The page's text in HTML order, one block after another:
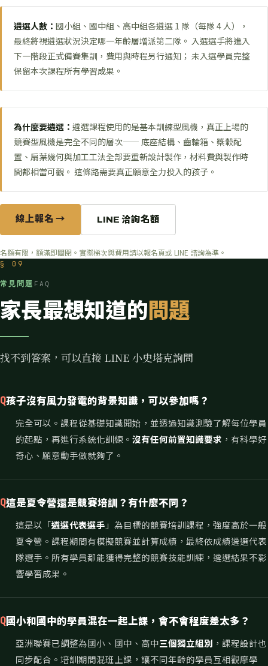
遴選人數： 國小組、國中組、高中組各遴選 1 隊（每隊 4 人），
最終將視遴選狀況決定哪一年齡層增派第二隊。 入選選手將進入
下一階段正式備賽集訓，費用與時程另行通知； 未入選學員完整
保留本次課程所有學習成果。
為什麼要遴選： 遴選課程使用的是基本訓練型風機，真正上場的
競賽型風機是完全不同的層次—— 底座結構、齒輪箱、槳轂配
置、扇葉幾何與加工工法全部要重新設計製作，材料費與製作時
間都相當可觀。 這條路需要真正願意全力投入的孩子。
線上報名 → LINE 洽詢名額
名額有限，額滿即關閉。實際梯次與費用請以報名頁或 LINE 諮詢為準。
§ 09
常見問題 FAQ
家長最想知道的 問題
找不到答案，可以直接 LINE 小史塔克詢問
Q孩子沒有風力發電的背景知識，可以參加嗎？
完全可以。課程從基礎知識開始，並透過知識測驗了解每位學員
的起點，再進行系統化訓練。 沒有任何前置知識要求 ，有科學好
奇心、願意動手做就夠了。
Q這是夏令營還是競賽培訓？有什麼不同？
這是以「遴選代表選手 」為目標的競賽培訓課程，強度高於一般
夏令營。課程期間有模擬競賽並計算成績，最終依成績遴選代表
隊選手。所有學員都能獲得完整的競賽技能訓練，遴選結果不影
響學習成果。
Q國小和國中的學員混在一起上課，會不會程度差太多？
亞洲聯賽已調整為國小、國中、高中三個獨立組別 ，課程設計也
同步配合。培訓期間混班上課，讓不同年齡的學員互相觀摩學